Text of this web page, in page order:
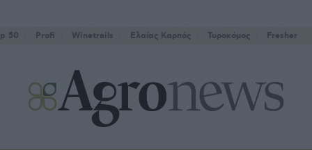
50 Profi Winetrails Eλαίας Καρπός Τυροκόμος Fresher